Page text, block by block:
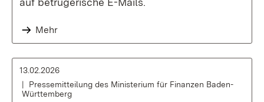
Mehr
13.02.2026
Pressemitteilung des Ministerium für Finanzen Baden-
Württemberg